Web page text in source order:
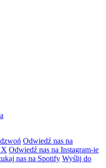
Odwiedź nas na
X Odwiedź nas na Instagram-ie
nas na Spotify Wyślij do